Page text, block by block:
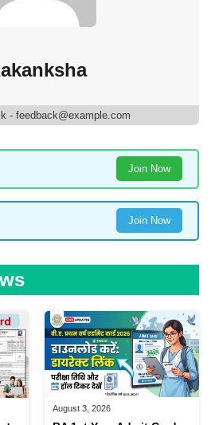
- feedback@example.com
Join Now
Join Now
August 3, 2026